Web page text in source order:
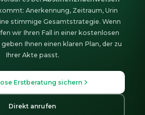
Anerkennung, Zeitraum, Urin
stimmige Gesamtstrategie. Wenn
wir Ihren Fall in einer kostenlosen
Ihnen einen klaren Plan, der zu
Ihrer Akte passt.
Erstberatung sichern
Direkt anrufen